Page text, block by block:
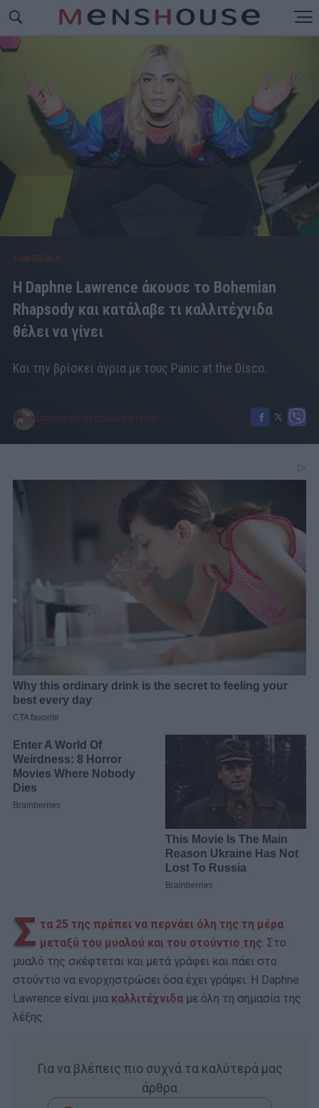
LONGDOCS
Η Daphne Lawrence άκουσε το Bohemian
Rhapsody και κατάλαβε τι καλλιτέχνιδα
θέλει να γίνει
Και την βρίσκει άγρια με τους Panic at the Disco.
ΣΤΕΡΓΙΟΣ ΠΟΥΛΕΡΕΣ 06/04/2023 02:59
Σ τα 25 της πρέπει να περνάει όλη της τη μέρα
μεταξύ του μυαλού και του στούντιο της. Στο
μυαλό της σκέφτεται και μετά γράφει και πάει στο
στούντιο να ενορχηστρώσει όσα έχει γράψει. Η Daphne
Lawrence είναι μια καλλιτέχνιδα με όλη τη σημασία της
λέξης.
Για να βλέπεις πιο συχνά τα καλύτερά μας
άρθρα